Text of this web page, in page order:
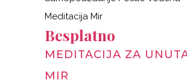
Besplatno
MEDITACIJA ZA
MIR